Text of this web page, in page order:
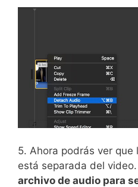
5. Ahora podrás ver
está separada del
archivo de audio para